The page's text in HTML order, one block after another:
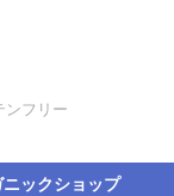
ンフリー
ックショップ